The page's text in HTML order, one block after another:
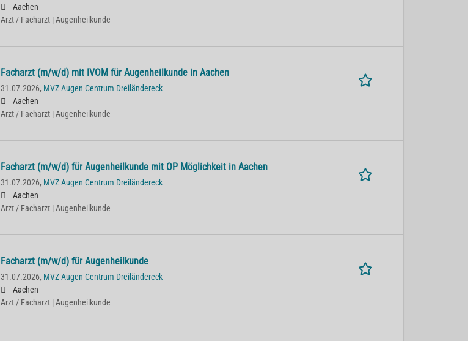
Aachen
Arzt / Facharzt | Augenheilkunde
Facharzt (m/w/d) mit IVOM für Augenheilkunde in Aachen
31.07.2026, MVZ Augen Centrum Dreiländereck
Aachen
Arzt / Facharzt | Augenheilkunde
Facharzt (m/w/d) für Augenheilkunde mit OP Möglichkeit in Aachen
31.07.2026, MVZ Augen Centrum Dreiländereck
Aachen
Arzt / Facharzt | Augenheilkunde
Facharzt (m/w/d) für Augenheilkunde
31.07.2026, MVZ Augen Centrum Dreiländereck
Aachen
Arzt / Facharzt | Augenheilkunde